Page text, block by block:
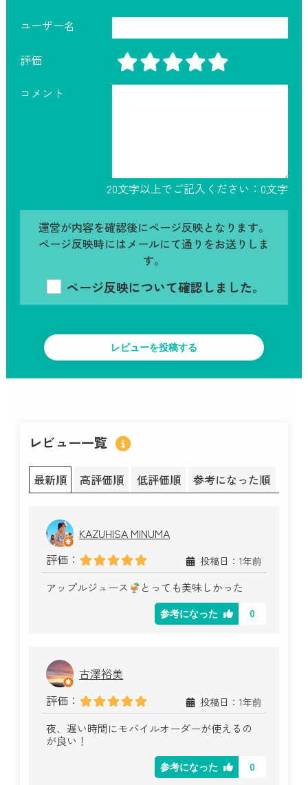
ユーザー名
評価
コメント
20文字以上でご記入ください： 0文字
運営が内容を確認後にページ反映となります。
ページ反映時にはメールにて通りをお送りしま
す。
ページ反映について確認しました。
レビュー一覧
最新順 高評価順 低評価順 参考になった順
KAZUHISA MINUMA
評価：
投稿日：1年前
アップルジュース とっても美味しかった
参考になった 0
古澤裕美
評価：
投稿日：1年前
夜、遅い時間にモバイルオーダーが使えるの
が良い！
参考になった 0